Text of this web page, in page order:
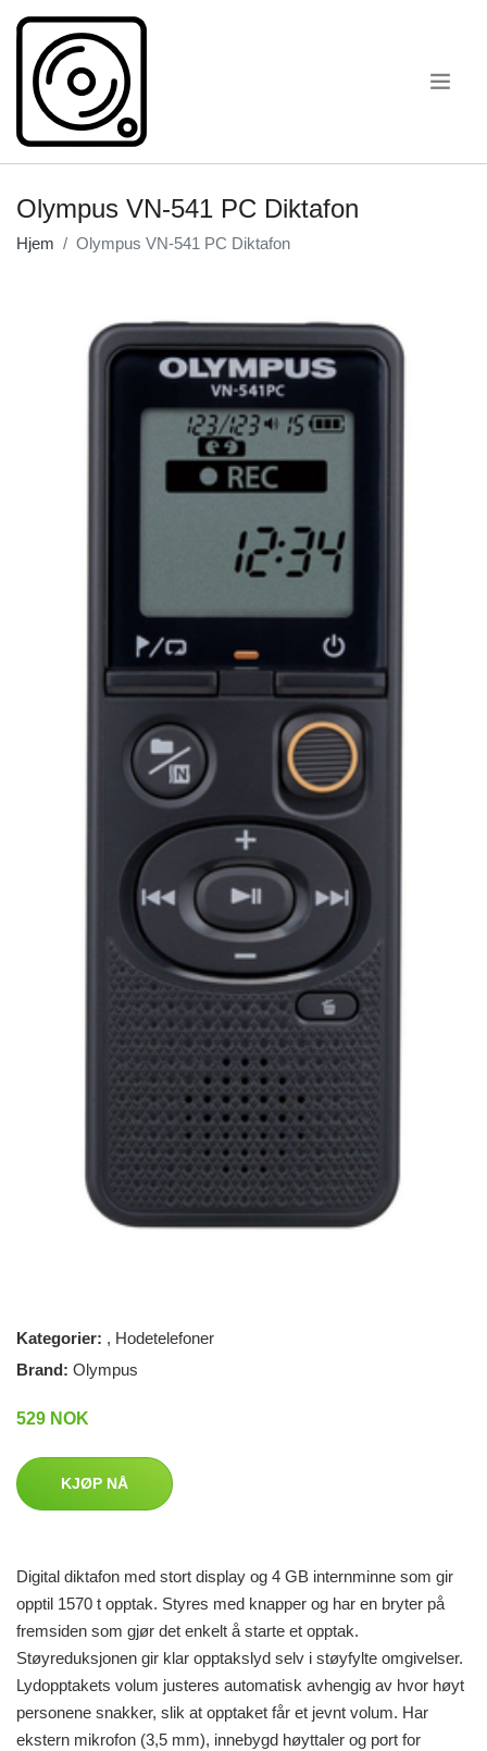
Olympus VN-541 PC Diktafon
Hjem Olympus VN-541 PC Diktafon
Kategorier: , Hodetelefoner
Brand: Olympus
529 NOK
KJØP NÅ
Digital diktafon med stort display og 4 GB internminne som gir
opptil 1570 t opptak. Styres med knapper og har en bryter på
fremsiden som gjør det enkelt å starte et opptak.
Støyreduksjonen gir klar opptakslyd selv i støyfylte omgivelser.
Lydopptakets volum justeres automatisk avhengig av hvor høyt
personene snakker, slik at opptaket får et jevnt volum. Har
ekstern mikrofon (3,5 mm), innebygd høyttaler og port for